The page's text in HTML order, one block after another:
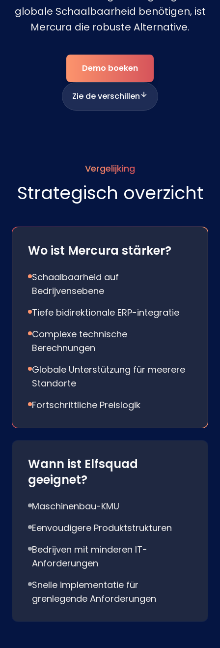
globale Schaalbaarheid benötigen, ist
Mercura die robuste Alternative.
Demo boeken
Zie de verschillen
Vergelijking
Strategisch overzicht
Wo ist Mercura stärker?
Schaalbaarheid auf
Bedrijvensebene
Tiefe bidirektionale ERP-integratie
Complexe technische
Berechnungen
Globale Unterstützung für meerere
Standorte
Fortschrittliche Preislogik
Wann ist Elfsquad
geeignet?
Maschinenbau-KMU
Eenvoudigere Produktstrukturen
Bedrijven mit minderen IT-
Anforderungen
Snelle implementatie für
grenlegende Anforderungen